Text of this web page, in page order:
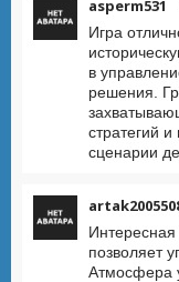
asperm531
Игра
в
решения.
стратегий
сценарии
Интересная
позволяет
Атмосфера